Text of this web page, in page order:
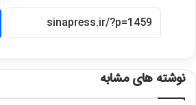
نوشته های مشابه